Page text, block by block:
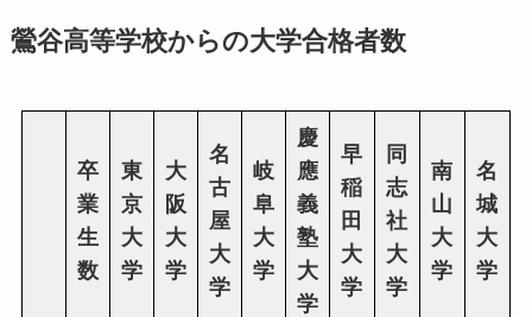
鶯谷高等学校からの大学合格者数
卒
業
生
数
東
京
大
学
大
阪
大
学
名
古
屋
大
学
岐
阜
大
学
慶
應
義
塾
大
学
早
稲
田
大
学
同
志
社
大
学
南
山
大
学
名
城
大
学